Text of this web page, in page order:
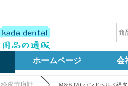
ホームページ 会